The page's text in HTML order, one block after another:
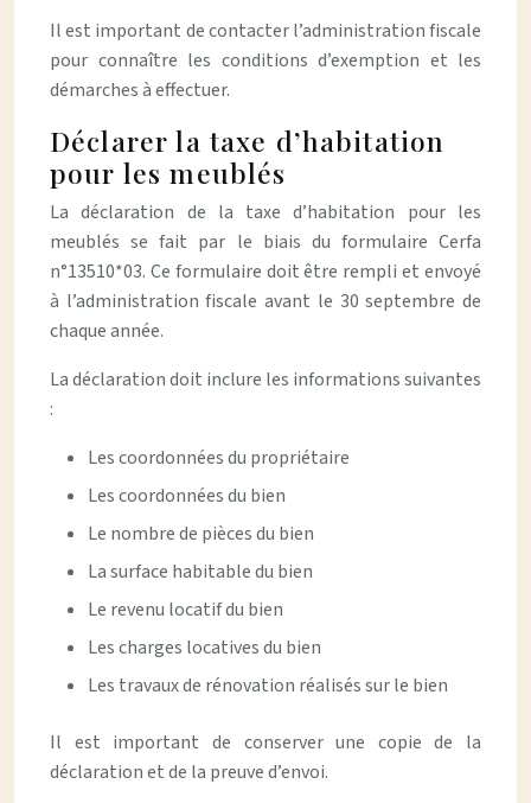
Il est important de contacter l’administration fiscale
pour connaître les conditions d’exemption et les
démarches à effectuer.
Déclarer la taxe d’habitation
pour les meublés
La déclaration de la taxe d’habitation pour les
meublés se fait par le biais du formulaire Cerfa
n°13510*03. Ce formulaire doit être rempli et envoyé
à l’administration fiscale avant le 30 septembre de
chaque année.
La déclaration doit inclure les informations suivantes
:
Les coordonnées du propriétaire
Les coordonnées du bien
Le nombre de pièces du bien
La surface habitable du bien
Le revenu locatif du bien
Les charges locatives du bien
Les travaux de rénovation réalisés sur le bien
Il est important de conserver une copie de la
déclaration et de la preuve d’envoi.